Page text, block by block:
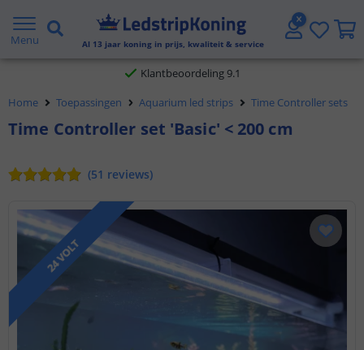
Menu Al 13 jaar koning in prijs, kwaliteit & service
Gratis verzending vanaf € 20,- NL en BE
Klantbeoordeling 9.1
Voor 23:45 uur besteld, morgen in huis
Home Toepassingen Aquarium led strips Time Controller sets
Time Controller set 'Basic' < 200 cm
(51 reviews)
24 VOLT